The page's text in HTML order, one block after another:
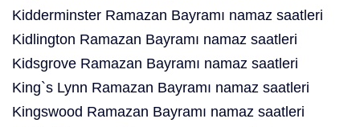
Kidderminster Ramazan Bayramı namaz saatleri
Kidlington Ramazan Bayramı namaz saatleri
Kidsgrove Ramazan Bayramı namaz saatleri
King`s Lynn Ramazan Bayramı namaz saatleri
Kingswood Ramazan Bayramı namaz saatleri